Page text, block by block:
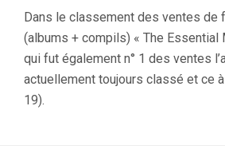
Dans le classement des ventes de
(albums + compils) « The Essential
qui fut également n° 1 des ventes
actuellement toujours classé et ce
19).